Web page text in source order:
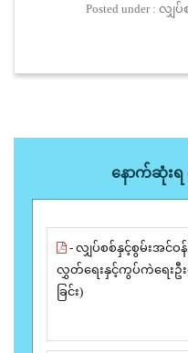
Posted under :
နောက်ဆုံးရ
- လျှပ်စစ်နှင့်စွမ်းအင်ဝ
လွှတ်ရေးနှင့်ကွပ်ကဲရေးဦး
ခြင်း)